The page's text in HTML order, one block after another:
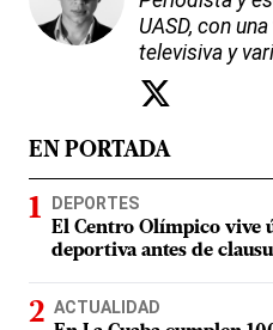
UASD, con
televisiva y
EN PORTADA
DEPORTES
El Centro Olímpico vive
deportiva antes de
ACTUALIDAD